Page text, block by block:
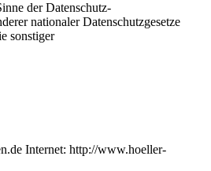
der Datenschutz-
nationaler Datenschutzgesetze
sonstiger
Internet: http://www.hoeller-